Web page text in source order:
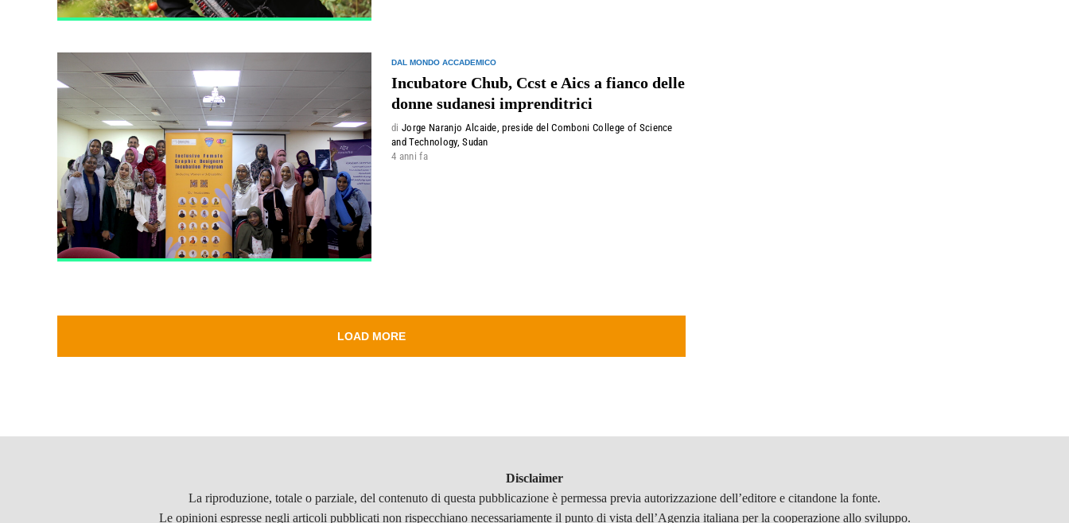
DAL MONDO ACCADEMICO
Incubatore Chub, Ccst e Aics a fianco delle
donne sudanesi imprenditrici
di Jorge Naranjo Alcaide, preside del Comboni College of Science
and Technology, Sudan
4 anni fa
LOAD MORE
Disclaimer
La riproduzione, totale o parziale, del contenuto di questa pubblicazione è permessa previa autorizzazione dell’editore e citandone la fonte.
Le opinioni espresse negli articoli pubblicati non rispecchiano necessariamente il punto di vista dell’Agenzia italiana per la cooperazione allo sviluppo.